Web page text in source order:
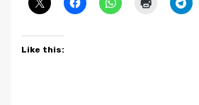
Like this: